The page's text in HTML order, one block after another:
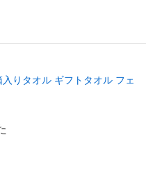
りタオル ギフトタオル フェ